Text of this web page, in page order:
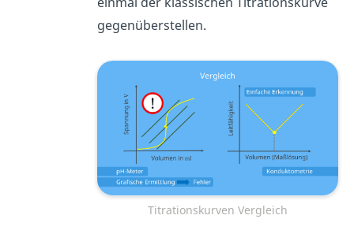
gegenüberstellen.
Titrationskurven Vergleich